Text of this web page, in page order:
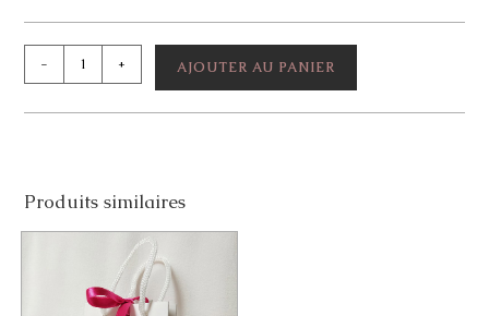
quantité
- + AJOUTER AU PANIER
Produits similaires